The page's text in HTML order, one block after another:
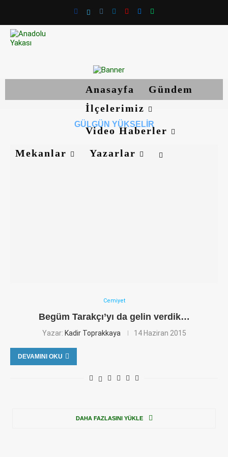
Anasayfa
Gündem
İlçelerimiz
Video Haberler
Mekanlar
Yazarlar
GÜLGÜN YÜKSELIR
Cemiyet
Begüm Tarakçı’yı da gelin verdik…
Yazar: Kadir Toprakkaya 14 Haziran 2015
DEVAMINI OKU
DAHA FAZLASINI YÜKLE